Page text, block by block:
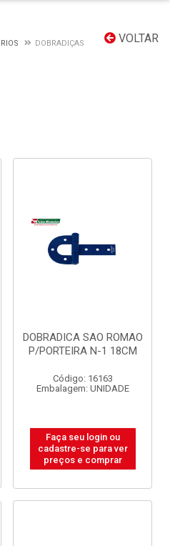
VOLTAR
DOBRADIÇAS
DOBRADICA SAO ROMAO
P/PORTEIRA N-1 18CM
Código: 16163
Embalagem: UNIDADE
Faça seu login ou
cadastre-se para ver
preços e comprar